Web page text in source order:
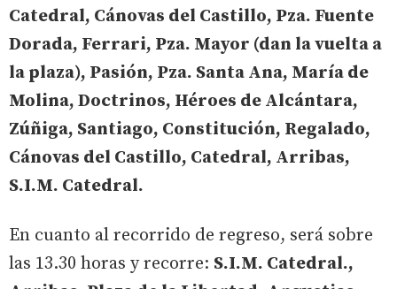
Catedral, Cánovas del Castillo, Pza. Fuente
Dorada, Ferrari, Pza. Mayor (dan la vuelta a
la plaza), Pasión, Pza. Santa Ana, María de
Molina, Doctrinos, Héroes de Alcántara,
Zúñiga, Santiago, Constitución, Regalado,
Cánovas del Castillo, Catedral, Arribas,
S.I.M. Catedral.
En cuanto al recorrido de regreso, será sobre
las 13.30 horas y recorre: S.I.M. Catedral.,